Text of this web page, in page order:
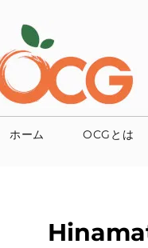
ホーム OCGとは